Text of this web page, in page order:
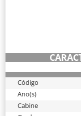
Código
Ano(s)
Cabine